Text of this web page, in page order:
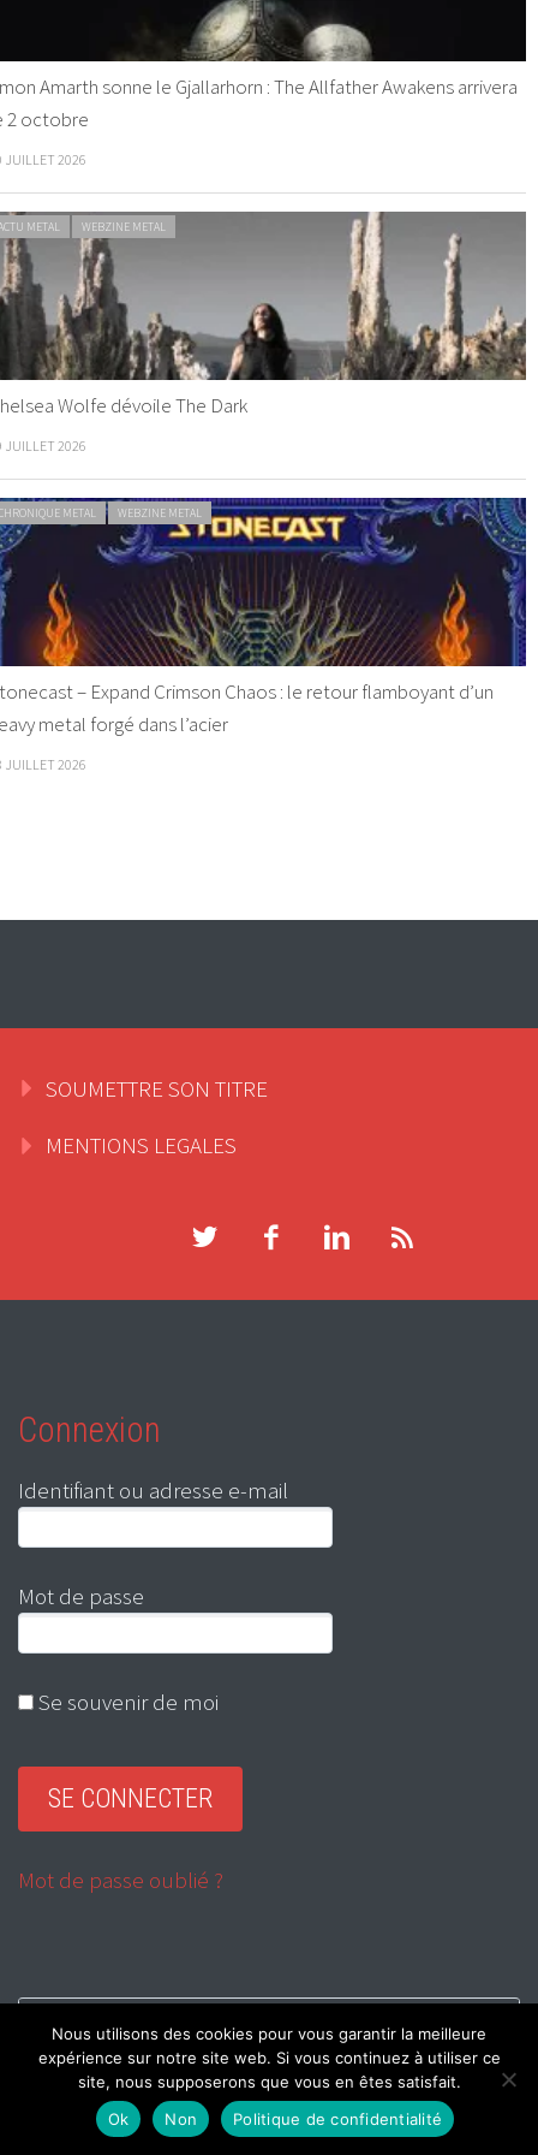
Amarth sonne le Gjallarhorn : The Allfather Awakens arrivera
2 octobre
JUILLET 2026
METAL WEBZINE METAL
Wolfe dévoile The Dark
JUILLET 2026
METAL WEBZINE METAL
– Expand Crimson Chaos : le retour flamboyant d’un
metal forgé dans l’acier
JUILLET 2026
SOUMETTRE SON TITRE
MENTIONS LEGALES
Connexion
Identifiant ou adresse e-mail
Mot de passe
Se souvenir de moi
Mot de passe oublié ?
RADIO ROCK & WEBZINE ROCK
RADIO METAL & WEBZINE METAL
Nous utilisons des cookies pour vous garantir la meilleure
expérience sur notre site web. Si vous continuez à utiliser ce
site, nous supposerons que vous en êtes satisfait.
Ok
Non Politique de confidentialité